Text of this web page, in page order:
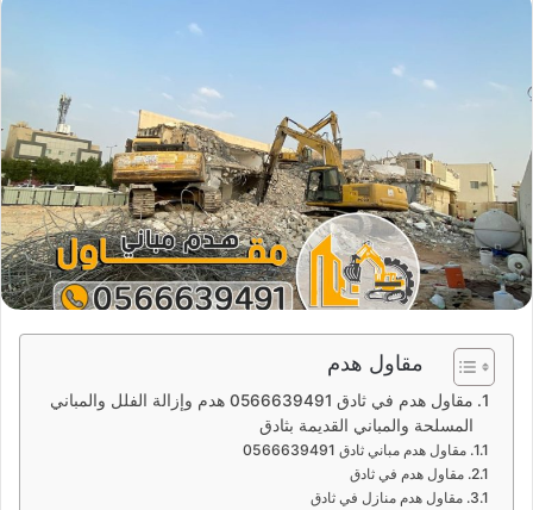
مقاول هدم
مقاول هدم في ثادق 0566639491 هدم وإزالة الفلل والمباني
المسلحة والمباني القديمة بثادق
مقاول هدم مباني ثادق 0566639491
مقاول هدم في ثادق
مقاول هدم منازل في ثادق